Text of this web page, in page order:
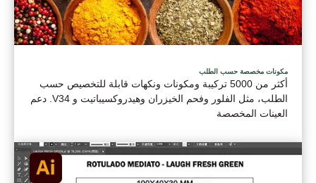
مكونات مخصصة حسب الطلب
أكثر من 5000 تركيبة ومكونات ونكهات قابلة للتخصيص حسب
الطلب، مثل الفلور وفحم الخيزران وهيدروكسيباتيت و V34. دعم
العينات المخصصة